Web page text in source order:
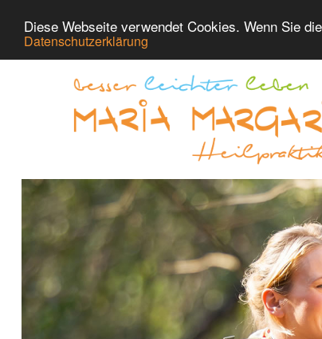
Diese Webseite verwendet Cookies. Wenn Sie
Datenschutzerklärung